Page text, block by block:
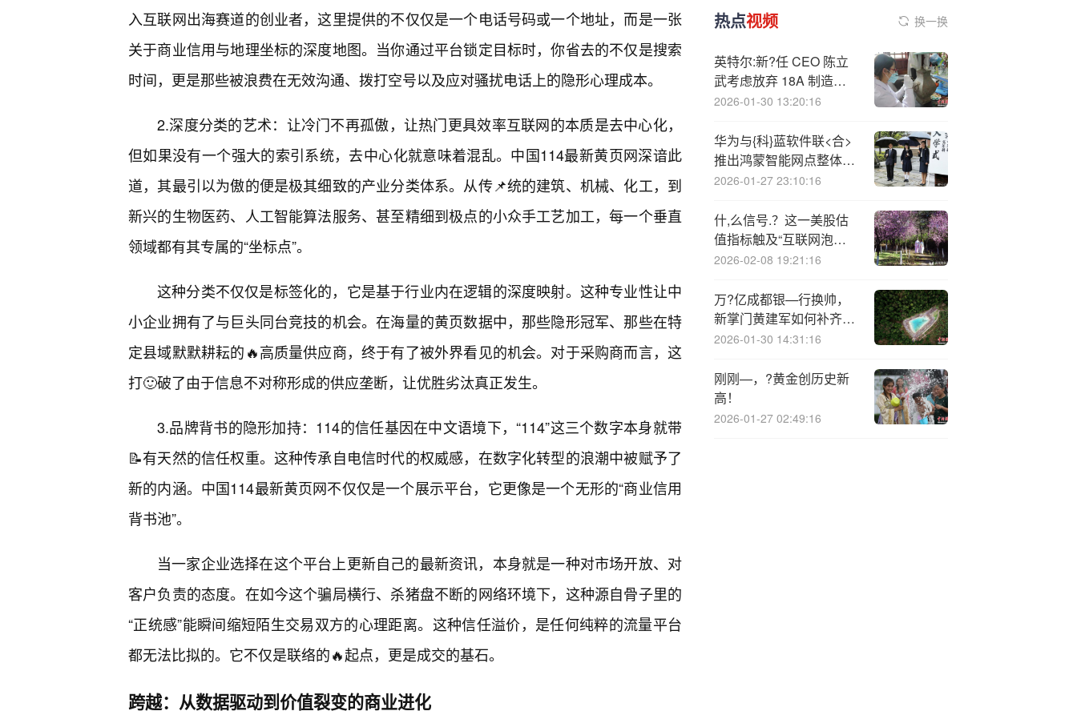
入互联网出海赛道的创业者，这里提供的不仅仅是一个电话号码或一个地址，而是一张
关于商业信用与地理坐标的深度地图。当你通过平台锁定目标时，你省去的不仅是搜索
时间，更是那些被浪费在无效沟通、拨打空号以及应对骚扰电话上的隐形心理成本。
2.深度分类的艺术：让冷门不再孤傲，让热门更具效率互联网的本质是去中心化，
但如果没有一个强大的索引系统，去中心化就意味着混乱。中国114最新黄页网深谙此
道，其最引以为傲的便是极其细致的产业分类体系。从传📌统的建筑、机械、化工，到
新兴的生物医药、人工智能算法服务、甚至精细到极点的小众手工艺加工，每一个垂直
领域都有其专属的“坐标点”。
这种分类不仅仅是标签化的，它是基于行业内在逻辑的深度映射。这种专业性让中
小企业拥有了与巨头同台竞技的机会。在海量的黄页数据中，那些隐形冠军、那些在特
定县域默默耕耘的🔥高质量供应商，终于有了被外界看见的机会。对于采购商而言，这
打🙂破了由于信息不对称形成的供应垄断，让优胜劣汰真正发生。
3.品牌背书的隐形加持：114的信任基因在中文语境下，“114”这三个数字本身就带
📝有天然的信任权重。这种传承自电信时代的权威感，在数字化转型的浪潮中被赋予了
新的内涵。中国114最新黄页网不仅仅是一个展示平台，它更像是一个无形的“商业信用
背书池”。
当一家企业选择在这个平台上更新自己的最新资讯，本身就是一种对市场开放、对
客户负责的态度。在如今这个骗局横行、杀猪盘不断的网络环境下，这种源自骨子里的
“正统感”能瞬间缩短陌生交易双方的心理距离。这种信任溢价，是任何纯粹的流量平台
都无法比拟的。它不仅是联络的🔥起点，更是成交的基石。
跨越：从数据驱动到价值裂变的商业进化
热点视频 换一换
英特尔:新?任 CEO 陈立
武考虑放弃 18A 制造工
艺
2026-01-30 13:20:16
华为与{科}蓝软件联<合>
推出鸿蒙智能网点整体解
决方案 计划2026年规模
2026-01-27 23:10:16
什,么信号.？这一美股估
值指标触及“互联网泡沫”
以来最高水平……
2026-02-08 19:21:16
万?亿成都银—行换帅，
新掌门黄建军如何补齐零
售短板？
2026-01-30 14:31:16
刚刚—，?黄金创历史新
高！
2026-01-27 02:49:16